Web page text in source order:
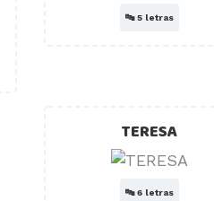
🔤5 letras
TERESA
🔤6 letras